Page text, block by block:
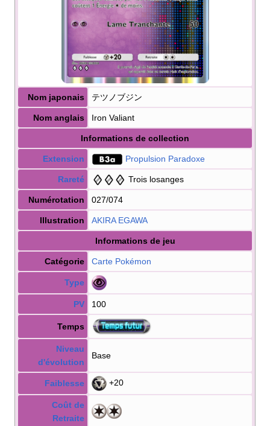
Nom japonais テツノブジン
Nom anglais Iron Valiant
Informations de collection
Extension Propulsion Paradoxe
Rareté Trois losanges
Numérotation 027/074
Illustration AKIRA EGAWA
Informations de jeu
Catégorie Carte Pokémon
Type
PV 100
Temps
Niveau
d'évolution
Base
Faiblesse +20
Coût de
Retraite